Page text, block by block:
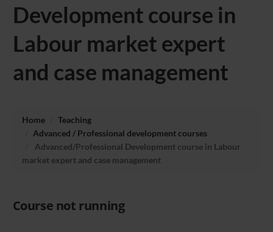
Development course in
Labour market expert
and case management
Home
Teaching
Advanced / Professional development courses
Advanced/Professional Development course in Labour
market expert and case management
Course not running